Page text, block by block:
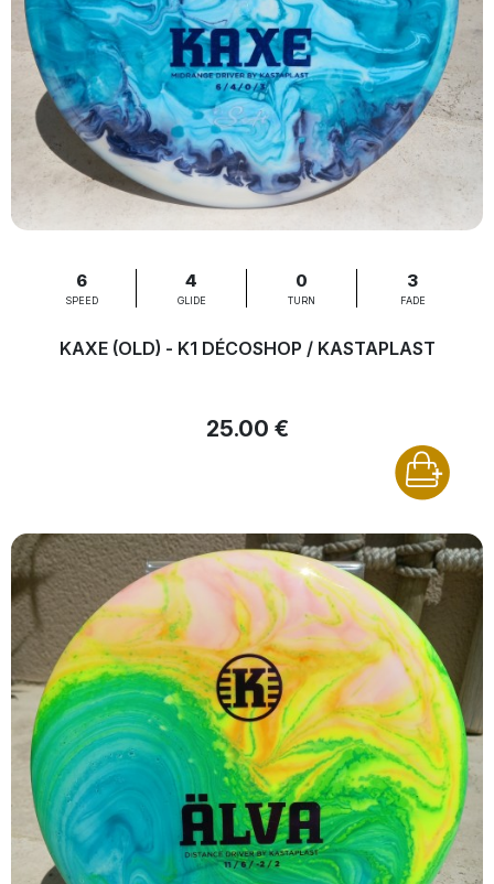
6
SPEED
4
GLIDE
0
TURN
3
FADE
KAXE (OLD) - K1 DÉCOSHOP / KASTAPLAST
25.00 €